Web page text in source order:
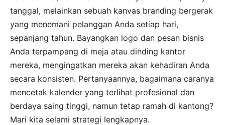
tanggal, melainkan sebuah kanvas branding bergerak
yang menemani pelanggan Anda setiap hari,
sepanjang tahun. Bayangkan logo dan pesan bisnis
Anda terpampang di meja atau dinding kantor
mereka, mengingatkan mereka akan kehadiran Anda
secara konsisten. Pertanyaannya, bagaimana caranya
mencetak kalender yang terlihat profesional dan
berdaya saing tinggi, namun tetap ramah di kantong?
Mari kita selami strategi lengkapnya.